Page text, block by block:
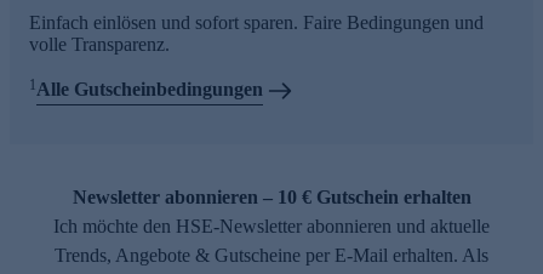
Einfach einlösen und sofort sparen. Faire Bedingungen und
volle Transparenz.
1Alle Gutscheinbedingungen
Newsletter abonnieren – 10 € Gutschein erhalten
Ich möchte den HSE-Newsletter abonnieren und aktuelle
Trends, Angebote & Gutscheine per E-Mail erhalten. Als